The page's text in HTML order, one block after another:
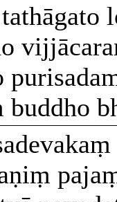
buddho